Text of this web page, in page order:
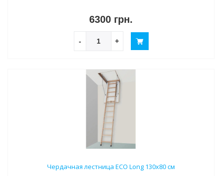
6300 грн.
- +
Чердачная лестница ECO Long 130х80 см